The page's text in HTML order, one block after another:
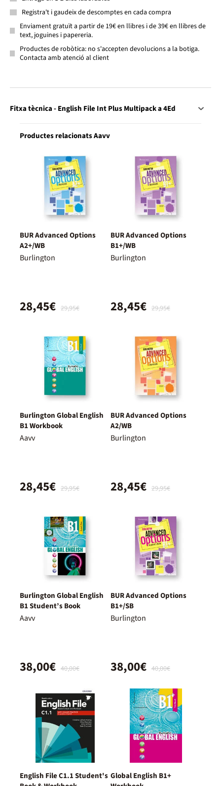
Registra't i gaudeix de descomptes en cada compra
Enviament gratuït a partir de 19€ en llibres i de 39€ en llibres de
text, joguines i papereria.
Productes de robòtica: no s'accepten devolucions a la botiga.
Contacta amb atenció al client
Fitxa tècnica - English File Int Plus Multipack a 4Ed
Productes relacionats Aavv
BUR Advanced Options
A2+/WB
Burlington
29,95€
28,45€
BUR Advanced Options
B1+/WB
Burlington
29,95€
28,45€
Burlington Global English
B1 Workbook
Aavv
29,95€
28,45€
BUR Advanced Options
A2/WB
Burlington
29,95€
28,45€
Burlington Global English
B1 Student’s Book
Aavv
40,00€
38,00€
BUR Advanced Options
B1+/SB
Burlington
40,00€
38,00€
English File C1.1 Student's Global English B1+